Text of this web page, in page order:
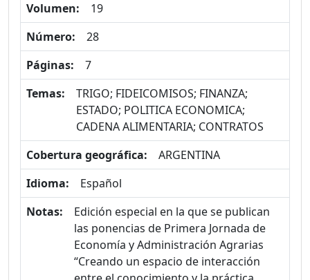
Volumen:
19
Número:
28
Páginas:
7
Temas:
TRIGO; FIDEICOMISOS; FINANZA;
ESTADO; POLITICA ECONOMICA;
CADENA ALIMENTARIA; CONTRATOS
Cobertura geográfica:
ARGENTINA
Idioma:
Español
Notas:
Edición especial en la que se publican
las ponencias de Primera Jornada de
Economía y Administración Agrarias
“Creando un espacio de interacción